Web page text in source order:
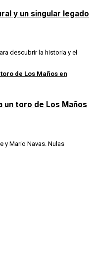
y un singular legado
descubrir la historia y el
un toro de Los Maños
y Mario Navas. Nulas